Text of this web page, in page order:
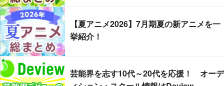
【夏アニメ2026】7月期夏の新アニメを一
挙紹介！
芸能界を志す10代～20代を応援！ オーデ